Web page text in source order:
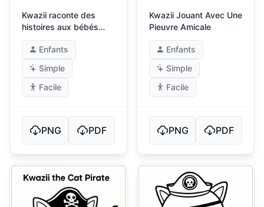
Kwazii raconte des
histoires aux bébés
tortues de mer
Enfants
Simple
Facile
PNG PDF
Kwazii Jouant Avec Une
Pieuvre Amicale
Enfants
Simple
Facile
PNG PDF